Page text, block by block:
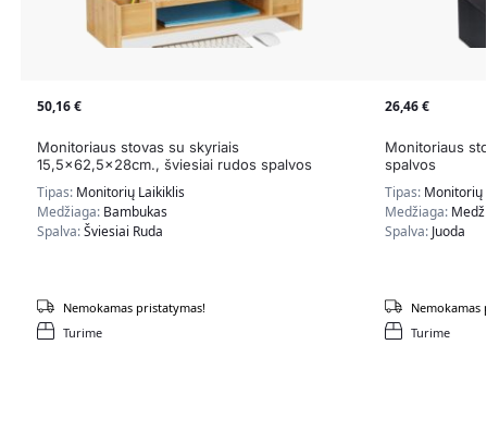
50,16€
Monitoriaus stovas su skyriais
15,5×62,5x28cm., šviesiai rudos spalvos
Tipas: Monitorių Laikiklis
Medžiaga: Bambukas
Spalva:Šviesiai Ruda
Turime
Nemokamas pristatymas!
26,46€
Monitoriaus
spalvos
Tipas: Monitorių
Medžiaga:
Spalva: Juoda
Turime
Nemokamas